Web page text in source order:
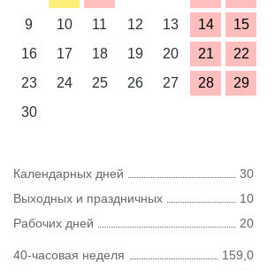
9
10 11 12 13 14
15
16
17 18 19 20 21
22
23
24 25 26 27 28
29
30
Календарных дней
30
Выходных и праздничных
10
Рабочих дней
20
40-часовая неделя
159,0